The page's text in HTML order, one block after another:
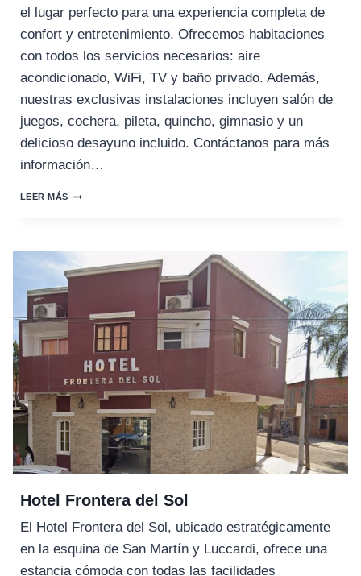
el lugar perfecto para una experiencia completa de
confort y entretenimiento. Ofrecemos habitaciones
con todos los servicios necesarios: aire
acondicionado, WiFi, TV y baño privado. Además,
nuestras exclusivas instalaciones incluyen salón de
juegos, cochera, pileta, quincho, gimnasio y un
delicioso desayuno incluido. Contáctanos para más
información…
LEER MÁSHOTEL
Hotel Frontera del Sol
El Hotel Frontera del Sol, ubicado estratégicamente
en la esquina de San Martín y Luccardi, ofrece una
estancia cómoda con todas las facilidades